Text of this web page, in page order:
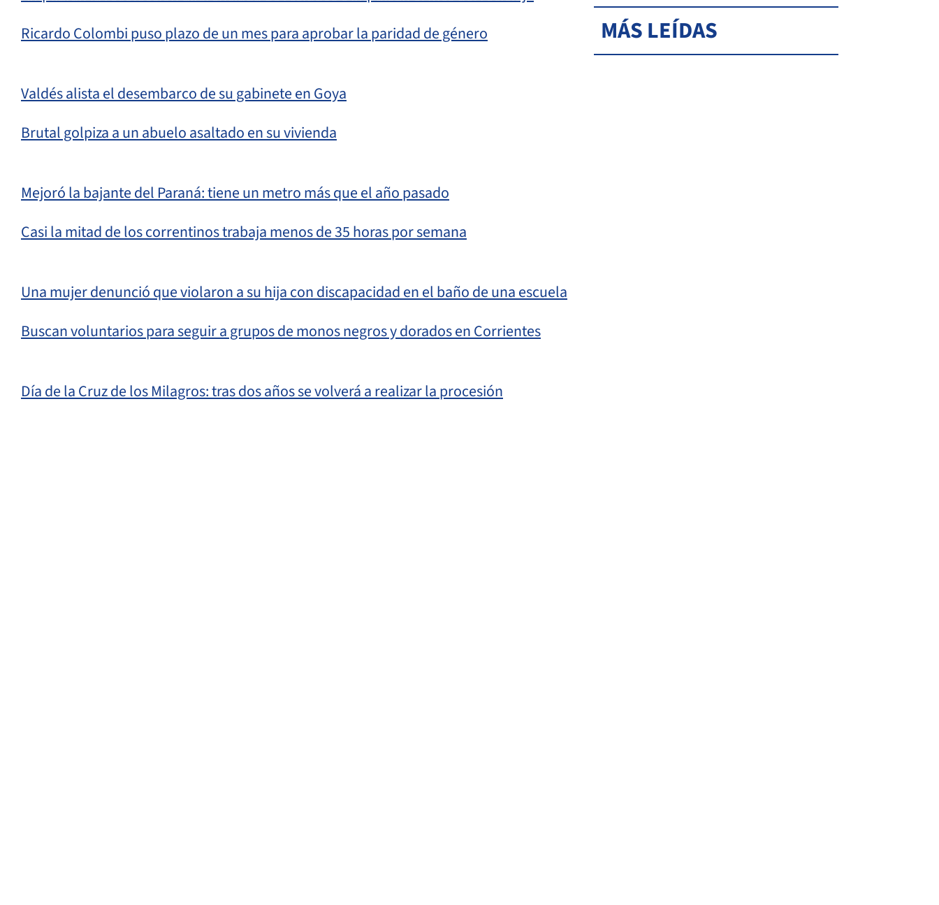
Ricardo Colombi puso plazo de un mes para aprobar la paridad de género
Valdés alista el desembarco de su gabinete en Goya
Brutal golpiza a un abuelo asaltado en su vivienda
Mejoró la bajante del Paraná: tiene un metro más que el año pasado
Casi la mitad de los correntinos trabaja menos de 35 horas por semana
Una mujer denunció que violaron a su hija con discapacidad en el baño de una escuela
Buscan voluntarios para seguir a grupos de monos negros y dorados en Corrientes
Día de la Cruz de los Milagros: tras dos años se volverá a realizar la procesión
MÁS LEÍDAS